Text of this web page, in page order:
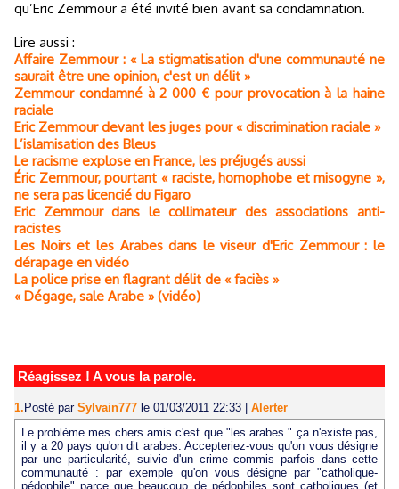
qu’Eric Zemmour a été invité bien avant sa condamnation.
Lire aussi :
Affaire Zemmour : « La stigmatisation d'une communauté ne
saurait être une opinion, c'est un délit »
Zemmour condamné à 2 000 € pour provocation à la haine
raciale
Eric Zemmour devant les juges pour « discrimination raciale »
L’islamisation des Bleus
Le racisme explose en France, les préjugés aussi
Éric Zemmour, pourtant « raciste, homophobe et misogyne »,
ne sera pas licencié du Figaro
Eric Zemmour dans le collimateur des associations anti-
racistes
Les Noirs et les Arabes dans le viseur d'Eric Zemmour : le
dérapage en vidéo
La police prise en flagrant délit de « faciès »
« Dégage, sale Arabe » (vidéo)
Réagissez ! A vous la parole.
1. Posté par Sylvain777 le 01/03/2011 22:33
Alerter
Le problème mes chers amis c'est que "les arabes " ça n'existe pas,
il y a 20 pays qu'on dit arabes. Accepteriez-vous qu'on vous désigne
par une particularité, suivie d'un crime commis parfois dans cette
communauté : par exemple qu'on vous désigne par "catholique-
pédophile" parce que beaucoup de pédophiles sont catholiques (et